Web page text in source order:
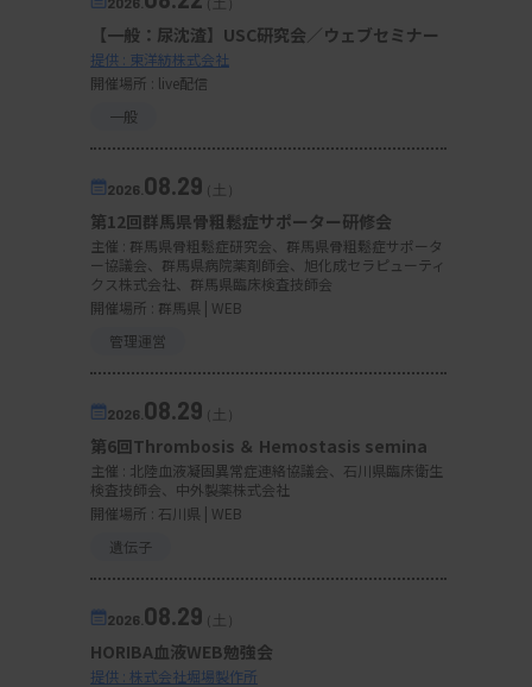
【一般：尿沈渣】USC研究会／ウェブセミナー
提供 : 東洋紡株式会社
開催場所 : live配信
一般
2026. 08.29 （土）
第12回群馬県骨粗鬆症サポーター研修会
主催 : 群馬県骨粗鬆症研究会、群馬県骨粗鬆症サポータ
ー協議会、群馬県病院薬剤師会、旭化成セラピューティ
クス株式会社、群馬県臨床検査技師会
開催場所 : 群馬県 | WEB
管理運営
2026. 08.29 （土）
第6回Thrombosis ＆ Hemostasis semina
主催 : 北陸血液凝固異常症連絡協議会、石川県臨床衛生
検査技師会、中外製薬株式会社
開催場所 : 石川県 | WEB
遺伝子
2026. 08.29 （土）
HORIBA血液WEB勉強会
提供 : 株式会社堀場製作所